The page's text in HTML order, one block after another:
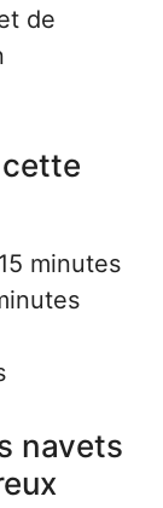
de
15 minutes
navets